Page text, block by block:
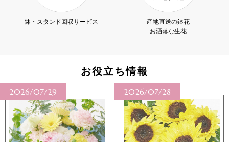
鉢・スタンド回収サービス
産地直送の鉢花
お洒落な生花
お役立ち情報
2026/07/29 2026/07/28